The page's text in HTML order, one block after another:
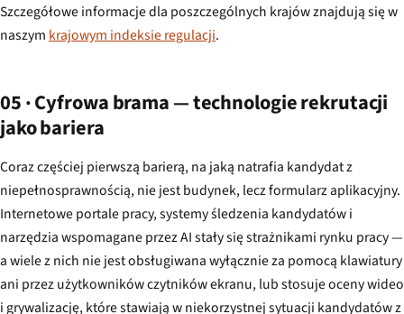
Szczegółowe informacje dla poszczególnych krajów znajdują się w
naszymkrajowym indeksie regulacji.
05 · Cyfrowa brama — technologie rekrutacji
jako bariera
Coraz częściej pierwszą barierą, na jaką natrafia kandydat z
niepełnosprawnością, nie jest budynek, lecz formularz aplikacyjny.
Internetowe portale pracy, systemy śledzenia kandydatów i
narzędzia wspomagane przez AI stały się strażnikami rynku pracy —
a wiele z nich nie jest obsługiwana wyłącznie za pomocą klawiatury
ani przez użytkowników czytników ekranu, lub stosuje oceny wideo
i grywalizację, które stawiają w niekorzystnej sytuacji kandydatów z